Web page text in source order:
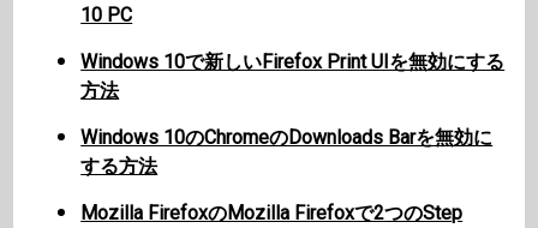
10 PC
Windows 10で新しいFirefox Print UIを無効にする
方法
Windows 10のChromeのDownloads Barを無効に
する方法
Mozilla FirefoxのMozilla Firefoxで2つのStep